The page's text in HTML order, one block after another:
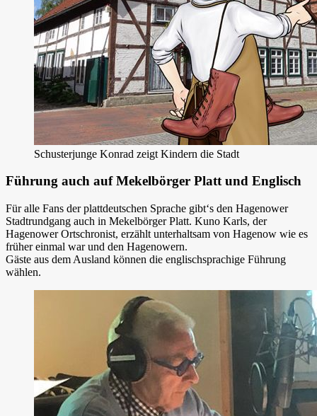
Schusterjunge Konrad zeigt Kindern die Stadt
Führung auch auf Mekelbörger Platt und Englisch
Für alle Fans der plattdeutschen Sprache gibt‘s den Hagenower
Stadtrundgang auch in Mekelbörger Platt. Kuno Karls, der
Hagenower Ortschronist, erzählt unterhaltsam von Hagenow wie es
früher einmal war und den Hagenowern.
Gäste aus dem Ausland können die englischsprachige Führung
wählen.